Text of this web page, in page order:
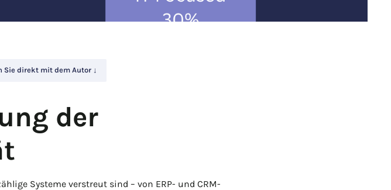
Sie direkt mit dem Autor ↓
der
Systeme verstreut sind – von ERP- und CRM-